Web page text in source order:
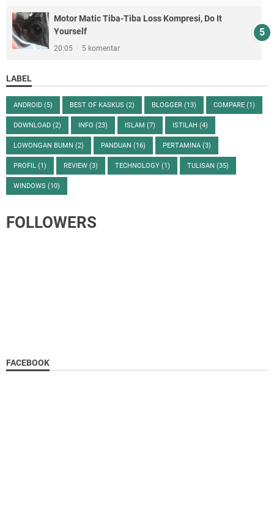
Motor Matic Tiba-Tiba Loss Kompresi, Do It
Yourself
20:05 5 komentar
LABEL
ANDROID (5) BEST OF KASKUS (2) BLOGGER (13) COMPARE (1)
DOWNLOAD (2) INFO (23) ISLAM (7) ISTILAH (4)
LOWONGAN BUMN (2) PANDUAN (16) PERTAMINA (3)
PROFIL (1) REVIEW (3) TECHNOLOGY (1) TULISAN (35)
WINDOWS (10)
FOLLOWERS
FACEBOOK